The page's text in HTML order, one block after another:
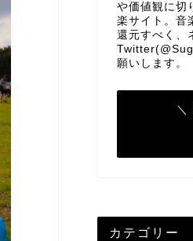
や価値観に切
楽サイト。音
還元すべく、
願いします。
カテゴリー